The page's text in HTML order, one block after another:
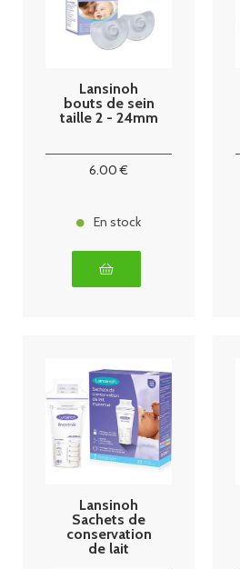
Lansinoh
bouts de sein
taille 2 - 24mm
6.00 €
En stock
Lansinoh
Sachets de
conservation
de lait